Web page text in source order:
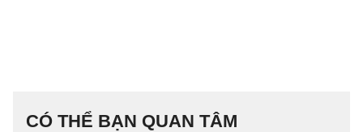
CÓ THỂ BẠN QUAN TÂM